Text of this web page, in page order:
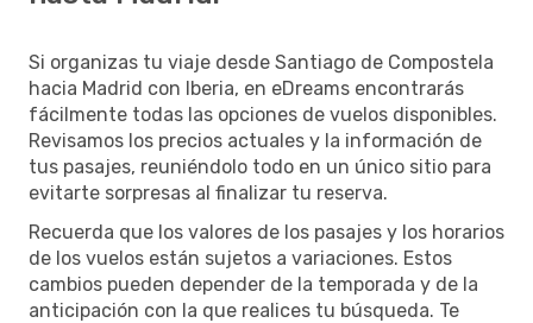
Si organizas tu viaje desde Santiago de Compostela
hacia Madrid con Iberia, en eDreams encontrarás
fácilmente todas las opciones de vuelos disponibles.
Revisamos los precios actuales y la información de
tus pasajes, reuniéndolo todo en un único sitio para
evitarte sorpresas al finalizar tu reserva.
Recuerda que los valores de los pasajes y los horarios
de los vuelos están sujetos a variaciones. Estos
cambios pueden depender de la temporada y de la
anticipación con la que realices tu búsqueda. Te